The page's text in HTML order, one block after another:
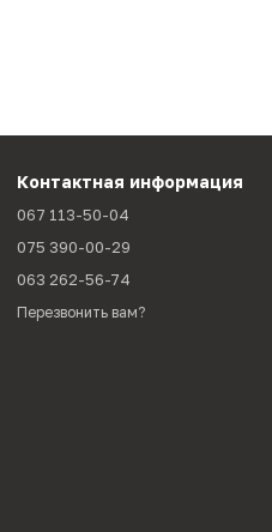
Контактная информация
067 113-50-04
075 390-00-29
063 262-56-74
Перезвонить вам?